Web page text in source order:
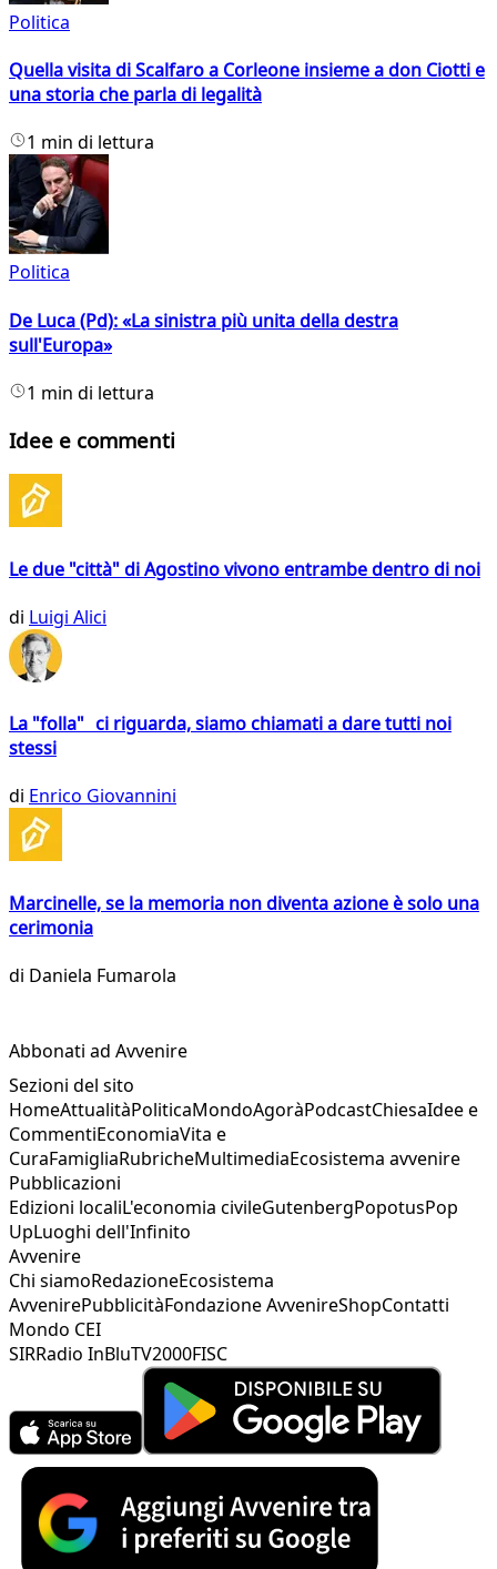
Politica
Quella visita di Scalfaro a Corleone insieme a don Ciotti e
una storia che parla di legalità
1 min di lettura
Politica
De Luca (Pd): «La sinistra più unita della destra
sull'Europa»
1 min di lettura
Idee e commenti
Le due "città" di Agostino vivono entrambe dentro di noi
di Luigi Alici
La "folla" ci riguarda, siamo chiamati a dare tutti noi
stessi
di Enrico Giovannini
Marcinelle, se la memoria non diventa azione è solo una
cerimonia
di Daniela Fumarola
Abbonati ad Avvenire
Sezioni del sito
HomeAttualitàPoliticaMondoAgoràPodcastChiesaIdee e
CommentiEconomiaVita e
CuraFamigliaRubricheMultimediaEcosistema avvenire
Pubblicazioni
Edizioni localiL'economia civileGutenbergPopotusPop
UpLuoghi dell'Infinito
Avvenire
Chi siamoRedazioneEcosistema
AvvenirePubblicitàFondazione AvvenireShopContatti
Mondo CEI
SIRRadio InBluTV2000FISC